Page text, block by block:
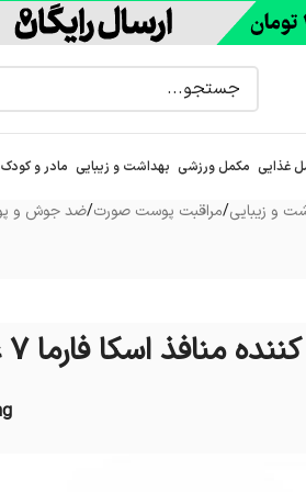
غذایی مکمل ورزشی بهداشت و زیبایی مادر و کودک
و زیبایی/مراقبت پوست صورت/ضد جوش و
منافذ اسکا فارما 7 عدد